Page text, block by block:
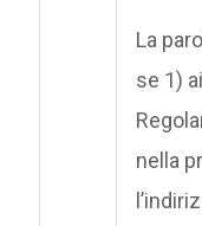
La
se 1)
nella